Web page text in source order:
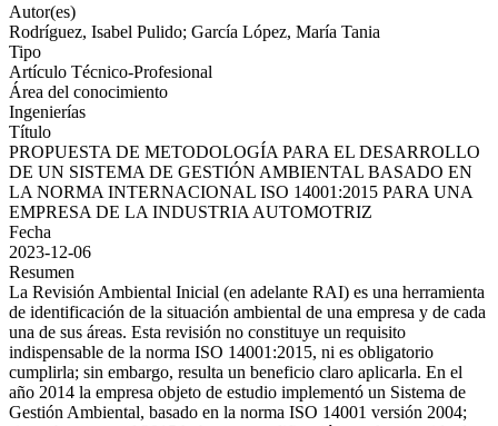
Autor(es)
Rodríguez, Isabel Pulido; García López, María Tania
Tipo
Artículo Técnico-Profesional
Área del conocimiento
Ingenierías
Título
PROPUESTA DE METODOLOGÍA PARA EL DESARROLLO
DE UN SISTEMA DE GESTIÓN AMBIENTAL BASADO EN
LA NORMA INTERNACIONAL ISO 14001:2015 PARA UNA
EMPRESA DE LA INDUSTRIA AUTOMOTRIZ
Fecha
2023-12-06
Resumen
La Revisión Ambiental Inicial (en adelante RAI) es una herramienta
de identificación de la situación ambiental de una empresa y de cada
una de sus áreas. Esta revisión no constituye un requisito
indispensable de la norma ISO 14001:2015, ni es obligatorio
cumplirla; sin embargo, resulta un beneficio claro aplicarla. En el
año 2014 la empresa objeto de estudio implementó un Sistema de
Gestión Ambiental, basado en la norma ISO 14001 versión 2004;